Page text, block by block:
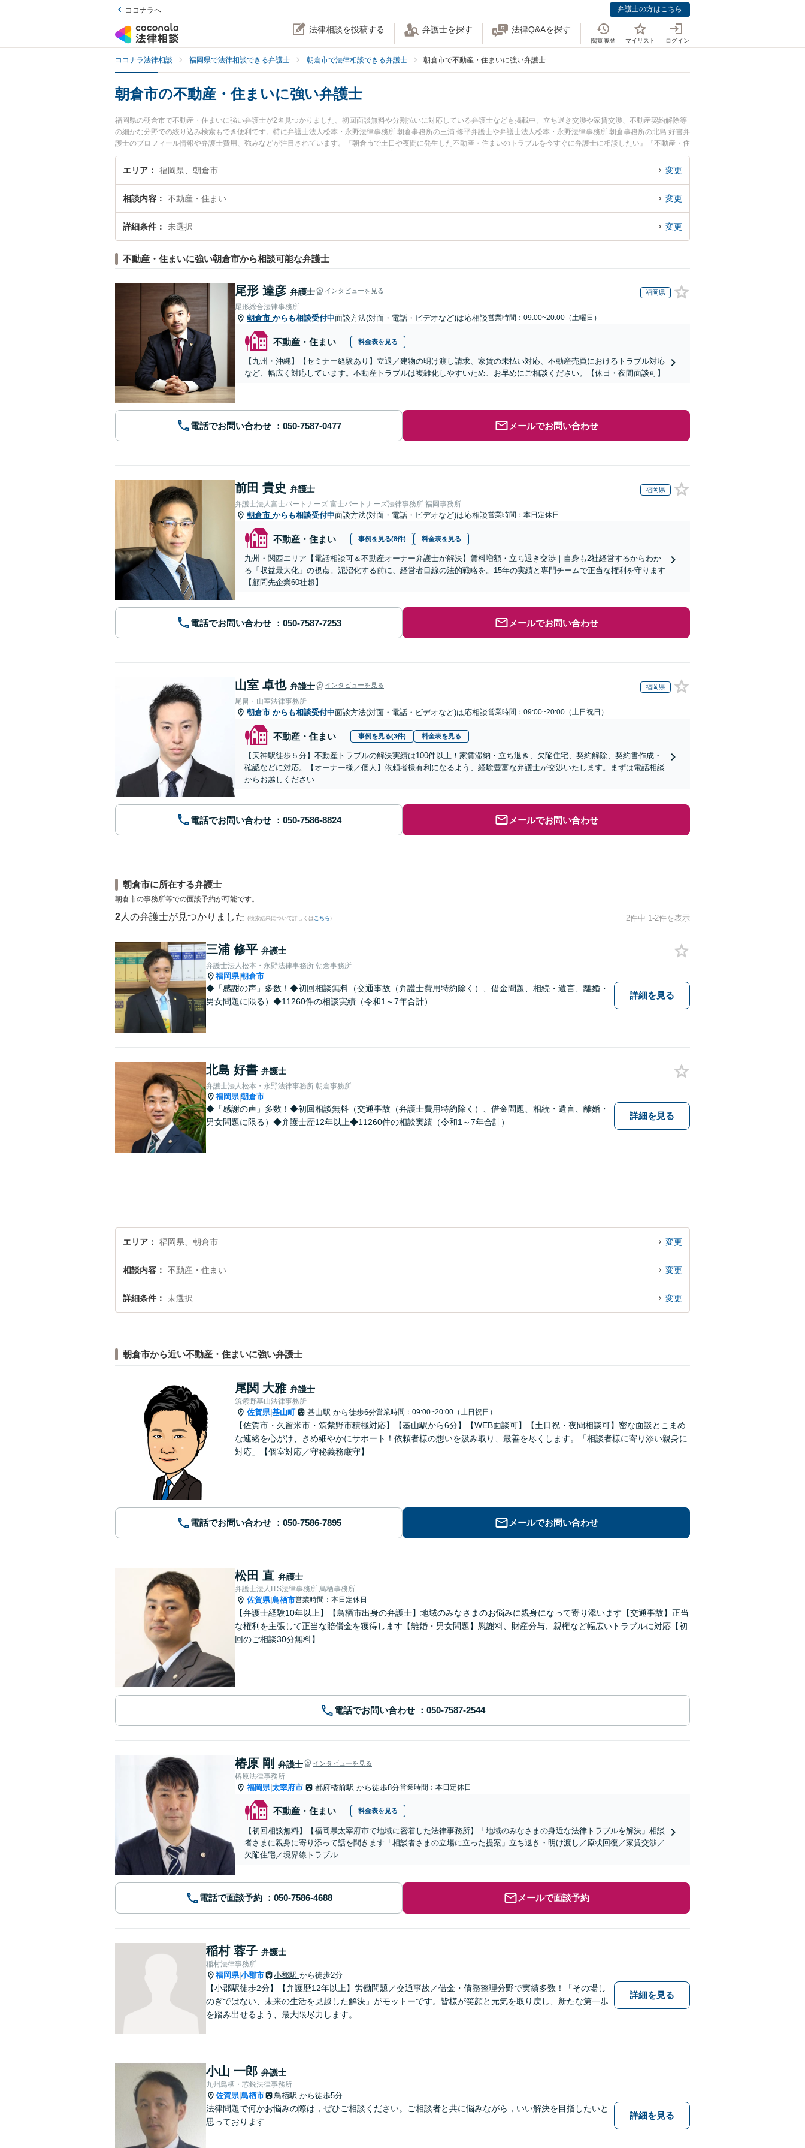
ココナラへ 弁護士の方はこちら
法律相談を投稿する 弁護士を探す 法律Q&Aを探す
閲覧履歴 マイリスト ログイン
ココナラ法律相談 福岡県で法律相談できる弁護士 朝倉市で法律相談できる弁護士 朝倉市で不動産・住まいに強い弁護士
朝倉市の不動産・住まいに強い弁護士
福岡県の朝倉市で不動産・住まいに強い弁護士が2名見つかりました。初回面談無料や分割払いに対応している弁護士なども掲載中。立ち退き交渉や家賃交渉、不動産契約解除等
の細かな分野での絞り込み検索もでき便利です。特に弁護士法人松本・永野法律事務所 朝倉事務所の三浦 修平弁護士や弁護士法人松本・永野法律事務所 朝倉事務所の北島 好書弁
護士のプロフィール情報や弁護士費用、強みなどが注目されています。『朝倉市で土日や夜間に発生した不動産・住まいのトラブルを今すぐに弁護士に相談したい』『不動産・住
まいのトラブル解決の実績豊富な近くの弁護士を検索したい』『初回相談無料で不動産・住まいを法律相談できる朝倉市内の弁護士に相談予約したい』などでお困りの相談者さん
におすすめです。
エリア 福岡県、朝倉市 変更
相談内容 不動産・住まい 変更
詳細条件 未選択 変更
不動産・住まいに強い朝倉市から相談可能な弁護士
尾形 達彦 弁護士 インタビューを見る 福岡県
尾形総合法律事務所
朝倉市 からも相談受付中面談方法(対面・電話・ビデオなど)は応相談営業時間：09:00~20:00（土曜日）
不動産・住まい 料金表を見る
【九州・沖縄】【セミナー経験あり】立退／建物の明け渡し請求、家賃の未払い対応、不動産売買におけるトラブル対応
など、幅広く対応しています。不動産トラブルは複雑化しやすいため、お早めにご相談ください。【休日・夜間面談可】
電話でお問い合わせ メールでお問い合わせ
前田 貴史 弁護士 福岡県
弁護士法人富士パートナーズ 富士パートナーズ法律事務所 福岡事務所
朝倉市 からも相談受付中面談方法(対面・電話・ビデオなど)は応相談営業時間：本日定休日
不動産・住まい 事例を見る(8件) 料金表を見る
九州・関西エリア【電話相談可＆不動産オーナー弁護士が解決】賃料増額・立ち退き交渉｜自身も2社経営するからわか
る「収益最大化」の視点。泥沼化する前に、経営者目線の法的戦略を。15年の実績と専門チームで正当な権利を守ります
【顧問先企業60社超】
電話でお問い合わせ メールでお問い合わせ
山室 卓也 弁護士 インタビューを見る 福岡県
尾畠・山室法律事務所
朝倉市 からも相談受付中面談方法(対面・電話・ビデオなど)は応相談営業時間：09:00~20:00（土日祝日）
不動産・住まい 事例を見る(3件) 料金表を見る
【天神駅徒歩５分】不動産トラブルの解決実績は100件以上！家賃滞納・立ち退き、欠陥住宅、契約解除、契約書作成・
確認などに対応。【オーナー様／個人】依頼者様有利になるよう、経験豊富な弁護士が交渉いたします。まずは電話相談
からお越しください
電話でお問い合わせ メールでお問い合わせ
朝倉市に所在する弁護士
朝倉市の事務所等での面談予約が可能です。
2 人の弁護士が見つかりました (検索結果について詳しくは こちら) 2件中 1-2件を表示
三浦 修平 弁護士
弁護士法人松本・永野法律事務所 朝倉事務所
福岡県|朝倉市
◆「感謝の声」多数！◆初回相談無料（交通事故（弁護士費用特約除く）、借金問題、相続・遺言、離婚・
男女問題に限る）◆11260件の相談実績（令和1～7年合計）
詳細を見る
北島 好書 弁護士
弁護士法人松本・永野法律事務所 朝倉事務所
福岡県|朝倉市
◆「感謝の声」多数！◆初回相談無料（交通事故（弁護士費用特約除く）、借金問題、相続・遺言、離婚・
男女問題に限る）◆弁護士歴12年以上◆11260件の相談実績（令和1～7年合計）
詳細を見る
エリア 福岡県、朝倉市 変更
相談内容 不動産・住まい 変更
詳細条件 未選択 変更
朝倉市から近い不動産・住まいに強い弁護士
尾関 大雅 弁護士
筑紫野基山法律事務所
佐賀県|基山町 基山駅 から徒歩6分営業時間：09:00~20:00（土日祝日）
【佐賀市・久留米市・筑紫野市積極対応】【基山駅から6分】【WEB面談可】【土日祝・夜間相談可】密な面談とこまめ
な連絡を心がけ、きめ細やかにサポート！依頼者様の想いを汲み取り、最善を尽くします。「相談者様に寄り添い親身に
対応」【個室対応／守秘義務厳守】
電話でお問い合わせ メールでお問い合わせ
松田 直 弁護士
弁護士法人ITS法律事務所 鳥栖事務所
佐賀県|鳥栖市営業時間：本日定休日
【弁護士経験10年以上】【鳥栖市出身の弁護士】地域のみなさまのお悩みに親身になって寄り添います【交通事故】正当
な権利を主張して正当な賠償金を獲得します【離婚・男女問題】慰謝料、財産分与、親権など幅広いトラブルに対応【初
回のご相談30分無料】
電話でお問い合わせ
椿原 剛 弁護士 インタビューを見る
椿原法律事務所
福岡県|太宰府市 都府楼前駅 から徒歩8分営業時間：本日定休日
不動産・住まい 料金表を見る
【初回相談無料】【福岡県太宰府市で地域に密着した法律事務所】「地域のみなさまの身近な法律トラブルを解決」相談
者さまに親身に寄り添って話を聞きます「相談者さまの立場に立った提案」立ち退き・明け渡し／原状回復／家賃交渉／
欠陥住宅／境界線トラブル
電話で面談予約 メールで面談予約
稲村 蓉子 弁護士
稲村法律事務所
福岡県|小郡市 小郡駅 から徒歩2分
【小郡駅徒歩2分】【弁護歴12年以上】労働問題／交通事故／借金・債務整理分野で実績多数！「その場し
のぎではない、未来の生活を見越した解決」がモットーです。皆様が笑顔と元気を取り戻し、新たな第一歩
を踏み出せるよう、最大限尽力します。
詳細を見る
小山 一郎 弁護士
九州鳥栖・芯鋭法律事務所
佐賀県|鳥栖市 鳥栖駅 から徒歩5分
法律問題で何かお悩みの際は，ぜひご相談ください。ご相談者と共に悩みながら，いい解決を目指したいと
思っております
詳細を見る